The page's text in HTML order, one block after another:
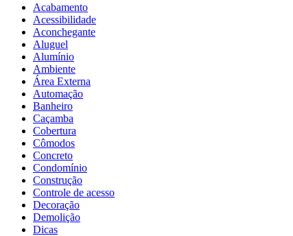
Acabamento
Acessibilidade
Aconchegante
Aluguel
Alumínio
Ambiente
Área Externa
Automação
Banheiro
Caçamba
Cobertura
Cômodos
Concreto
Condomínio
Construção
Controle de acesso
Decoração
Demolição
Dicas